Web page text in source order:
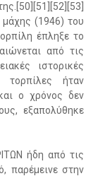
(1946) του
έπληξε το
από τις
ιστορικές
τορπίλες ήταν
ο χρόνος δεν
εξαπολύθηκε
ήδη από τις
παρέμεινε στην